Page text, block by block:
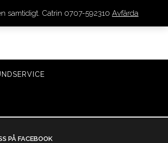
PÅ FACEBOOK
samtidigt. Catrin 0707-592310 Avfärda